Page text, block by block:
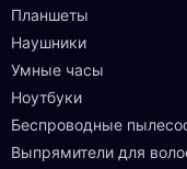
Планшеты
Наушники
Умные часы
Ноутбуки
Беспроводные
Выпрямители для